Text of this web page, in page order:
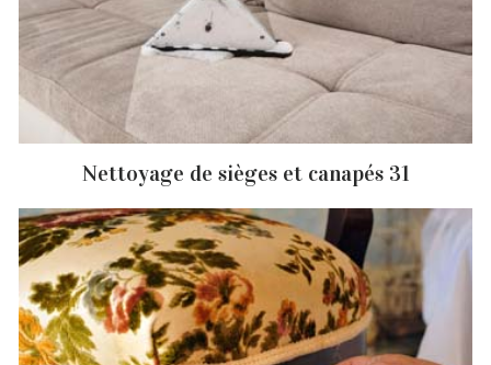
Nettoyage de sièges et canapés 31